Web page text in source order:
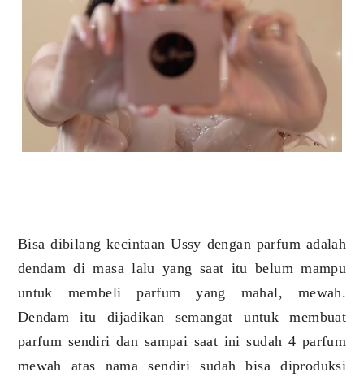
Bisa dibilang kecintaan Ussy dengan parfum adalah
dendam di masa lalu yang saat itu belum mampu
untuk membeli parfum yang mahal, mewah.
Dendam itu dijadikan semangat untuk membuat
parfum sendiri dan sampai saat ini sudah 4 parfum
mewah atas nama sendiri sudah bisa diproduksi